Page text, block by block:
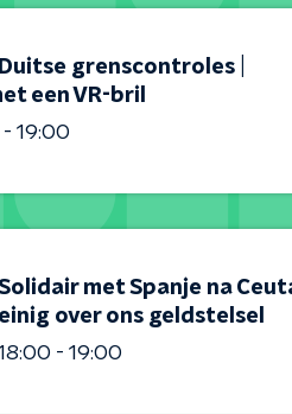
grenscontroles |
een VR-bril
19:00
met Spanje na
over ons geldstelsel
- 19:00